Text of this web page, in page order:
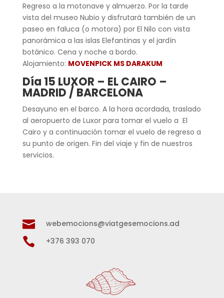
Regreso a la motonave y almuerzo. Por la tarde
vista del museo Nubio y disfrutará también de un
paseo en faluca (o motora) por El Nilo con vista
panorámica a las islas Elefantinas y el jardín
botánico. Cena y noche a bordo.
Alojamiento: MOVENPICK MS DARAKUM
Día 15 LUXOR – EL CAIRO –
MADRID / BARCELONA
Desayuno en el barco. A la hora acordada, traslado
al aeropuerto de Luxor para tomar el vuelo a El
Cairo y a continuación tomar el vuelo de regreso a
su punto de origen. Fin del viaje y fin de nuestros
servicios.
 webemocions@viatgesemocions.ad
 +376 393 070